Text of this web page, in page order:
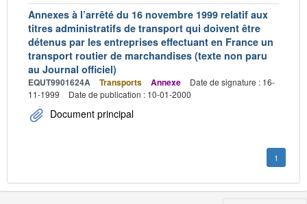
Annexes à l’arrêté du 16 novembre 1999 relatif aux
titres administratifs de transport qui doivent être
détenus par les entreprises effectuant en France un
transport routier de marchandises (texte non paru
au Journal officiel)
EQUT9901624A Transports Annexe
Date de signature : 16-
11-1999
Date de publication : 10-01-2000
Document principal
1